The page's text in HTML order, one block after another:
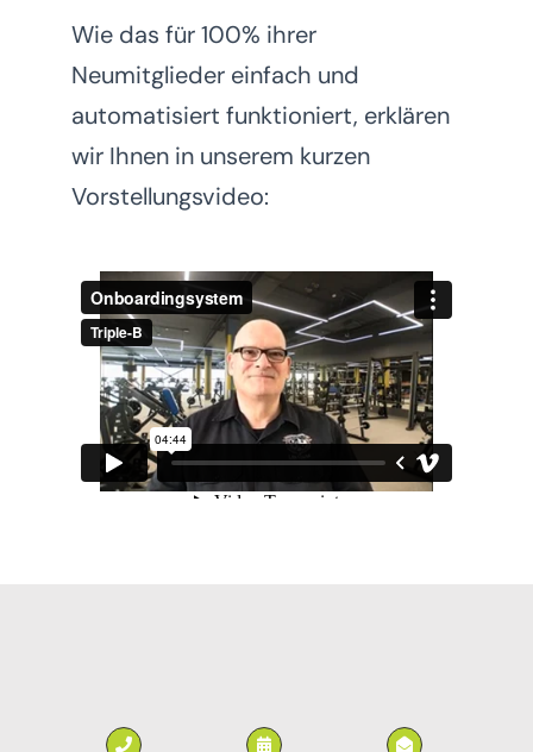
Wie das für 100% ihrer
Neumitglieder einfach und
automatisiert funktioniert, erklären
wir Ihnen in unserem kurzen
Vorstellungsvideo: